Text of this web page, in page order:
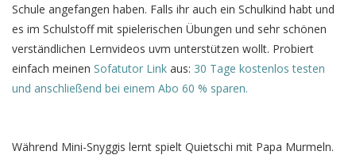
Schule angefangen haben. Falls ihr auch ein Schulkind habt und
es im Schulstoff mit spielerischen Übungen und sehr schönen
verständlichen Lernvideos uvm unterstützen wollt. Probiert
einfach meinen Sofatutor Link aus: 30 Tage kostenlos testen
und anschließend bei einem Abo 60 % sparen.
Während Mini-Snyggis lernt spielt Quietschi mit Papa Murmeln.